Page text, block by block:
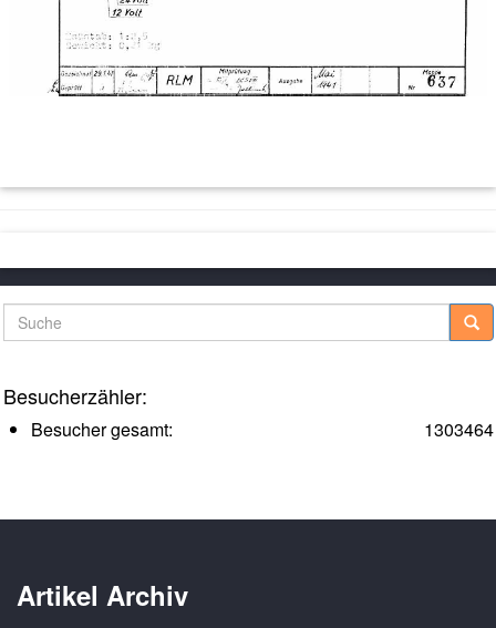
Suche
Besucherzähler:
1303464
Besucher gesamt:
Artikel Archiv